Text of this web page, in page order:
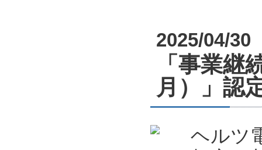
2025/04/30
「事業継
月）」認
ヘルツ